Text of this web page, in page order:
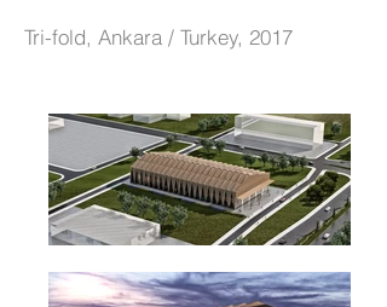
Tri-fold, Ankara / Turkey, 2017